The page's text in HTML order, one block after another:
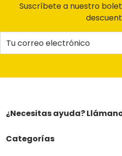
Suscríbete a nuestro
Tu correo electrónico
¿Necesitas ayuda?
Categorías